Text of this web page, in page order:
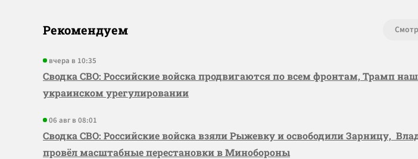
Рекомендуем
вчера в 10:35
Сводка СВО: Российские войска продвигаются по всем фронтам, Трамп
украинском урегулировании
06 авг в 08:01
Сводка СВО: Российские войска взяли Рыжевку и освободили Зарницу,
провёл масштабные перестановки в Минобороны